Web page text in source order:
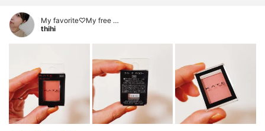
My favorite♡My free …
thihi